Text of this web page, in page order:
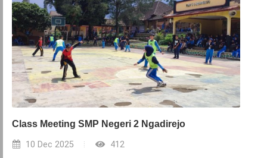
Class Meeting SMP Negeri 2 Ngadirejo
10 Dec 2025 412